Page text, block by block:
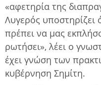
«αφετηρία της
Λυγερός υποστηρίζει
πρέπει να μας
ρωτήσει», λέει ο
έχει γνώση των
κυβέρνηση Σημίτη.